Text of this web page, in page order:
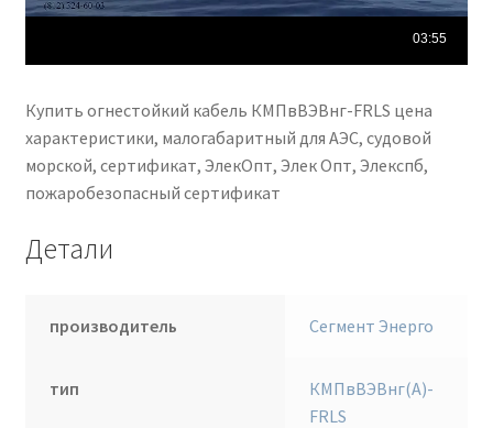
Купить огнестойкий кабель КМПвВЭВнг-FRLS цена
характеристики, малогабаритный для АЭС, судовой
морской, сертификат, ЭлекОпт, Элек Опт, Элекспб,
пожаробезопасный сертификат
Детали
производитель Сегмент Энерго
тип
КМПвВЭВнг(А)-
FRLS